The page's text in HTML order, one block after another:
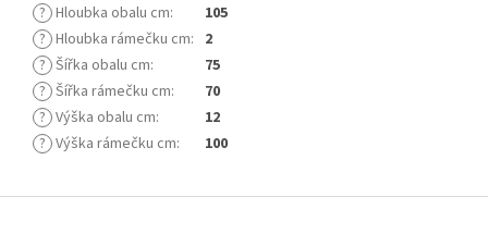
? Hloubka obalu cm:
105
? Hloubka rámečku cm: 2
? Šířka obalu cm:
75
? Šířka rámečku cm:
70
? Výška obalu cm:
12
? Výška rámečku cm: 100